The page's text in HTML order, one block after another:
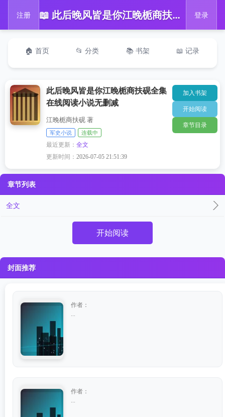
注册 📖 此后晚风皆是你江晚栀商扶砚全集在线阅读小说无删减 登录
🏠 首页 📂 分类 📚 书架 📖 记录
此后晚风皆是你江晚栀商扶砚全集
在线阅读小说无删减
江晚栀商扶砚 著
军史小说 连载中
最近更新：全文
更新时间：2026-07-05 21:51:39
加入书架
开始阅读
章节目录
章节列表
全文
开始阅读
封面推荐
作者：
作者：